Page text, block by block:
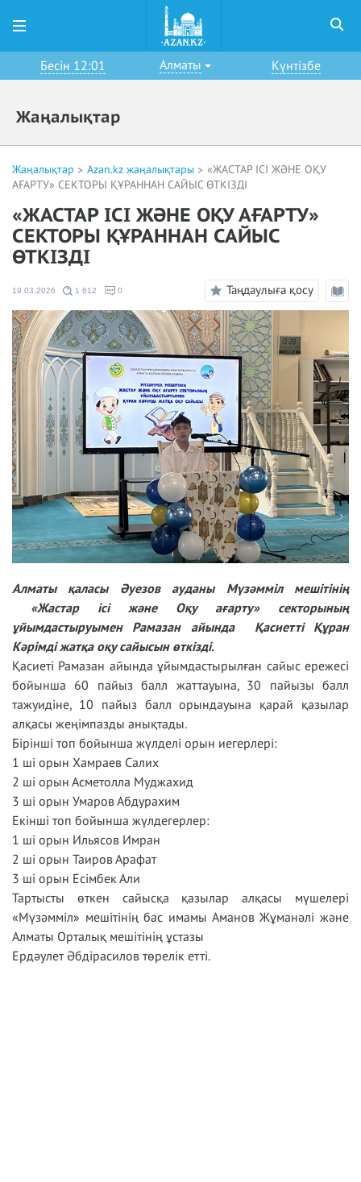
Бесін 12:01 Алматы Күнтізбе
Жаңалықтар
Жаңалықтар Azan.kz жаңалықтары
«ЖАСТАР ІСІ ЖӘНЕ ОҚУ
АҒАРТУ» СЕКТОРЫ ҚҰРАННАН САЙЫС ӨТКІЗДІ
«ЖАСТАР ІСІ ЖӘНЕ ОҚУ АҒАРТУ»
СЕКТОРЫ ҚҰРАННАН САЙЫС
ӨТКІЗДІ
19.03.2026 1 612 0
Таңдаулыға қосу
Оқу
Алматы қаласы Әуезов ауданы Мүзәмміл мешітінің
«Жастар ісі және Оқу ағарту» секторының
ұйымдастыруымен Рамазан айында Қасиетті Құран
Кәрімді жатқа оқу сайысын өткізді.
Қасиеті Рамазан айында ұйымдастырылған сайыс ережесі
бойынша 60 пайыз балл жаттауына, 30 пайызы балл
тажуидіне, 10 пайыз балл орындауына қарай қазылар
алқасы жеңімпазды анықтады.
Бірінші топ бойынша жүлделі орын иегерлері:
1 ші орын Хамраев Салих
2 ші орын Асметолла Муджахид
3 ші орын Умаров Абдурахим
Екінші топ бойынша жүлдегерлер:
1 ші орын Ильясов Имран
2 ші орын Таиров Арафат
3 ші орын Есімбек Али
Тартысты өткен сайысқа қазылар алқасы мүшелері
«Мүзәмміл» мешітінің бас имамы Аманов Жұманәлі және
Алматы Орталық мешітінің ұстазы
Ердәулет Әбдірасилов төрелік етті.